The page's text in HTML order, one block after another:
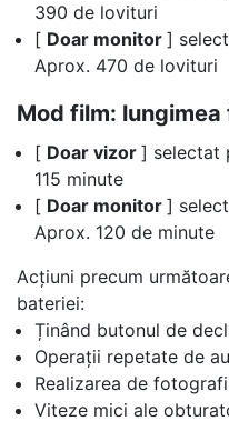
390 de lovituri
[ Doar monitor ]
Aprox. 470 de lovituri
Mod film: lungimea
[ Doar vizor ] selectat
115 minute
[ Doar monitor ]
Aprox. 120 de minute
Acțiuni precum
bateriei:
Ținând butonul de
Operații repetate de
Realizarea de
Viteze mici ale